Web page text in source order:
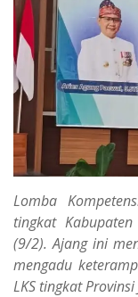
Lomba
tingkat
(9/2). Ajang ini
mengadu
LKS tingkat Provinsi